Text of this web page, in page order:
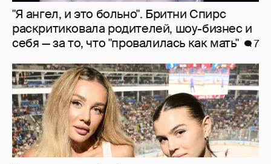
"Делать ли тест ДНК?". Анна Седокова
ответила на слухи о том, что не является
биологической матерью старшей дочери
14